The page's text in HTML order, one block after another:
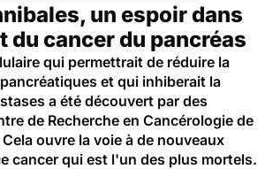
un espoir dans
du cancer du pancréas
qui permettrait de réduire la
et qui inhiberait la
a été découvert par des
de Recherche en Cancérologie de
ouvre la voie à de nouveaux
cancer qui est l'un des plus mortels.